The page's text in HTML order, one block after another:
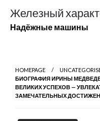
содержимому
Железный
Надёжные машины
HOMEPAGE
БИОГРАФИЯ ИРИНЫ
ВЕЛИКИХ УСПЕХОВ —
ЗАМЕЧАТЕЛЬНЫХ